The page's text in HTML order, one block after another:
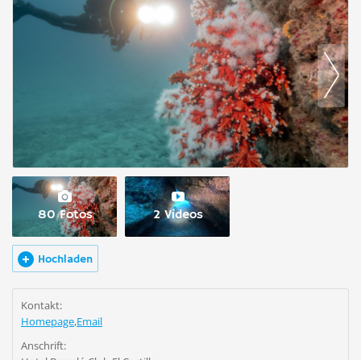
80 Fotos 2 Videos
Hochladen
Kontakt:
Homepage,Email
Anschrift: